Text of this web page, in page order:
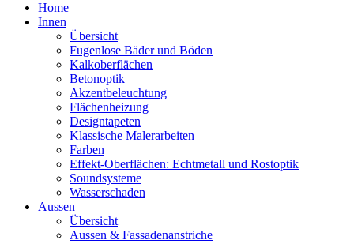
Home
Innen
Übersicht
Fugenlose Bäder und Böden
Kalkoberflächen
Betonoptik
Akzentbeleuchtung
Flächenheizung
Designtapeten
Klassische Malerarbeiten
Farben
Effekt-Oberflächen: Echtmetall und Rostoptik
Soundsysteme
Wasserschaden
Aussen
Übersicht
Aussen & Fassadenanstriche